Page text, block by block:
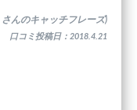
さんのキャッチフレーズ)
口コミ投稿日：2018.4.21